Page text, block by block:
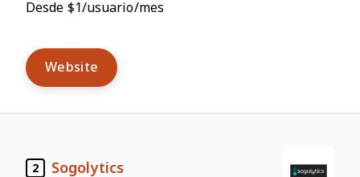
Desde $1/usuario/mes
Website
2 Sogolytics